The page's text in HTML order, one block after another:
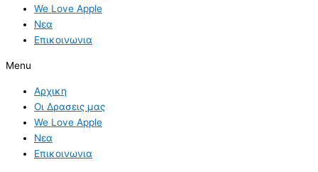
We Love Apple
Νεα
Επικοινωνια
Menu
Αρχικη
Οι Δρασεις μας
We Love Apple
Νεα
Επικοινωνια